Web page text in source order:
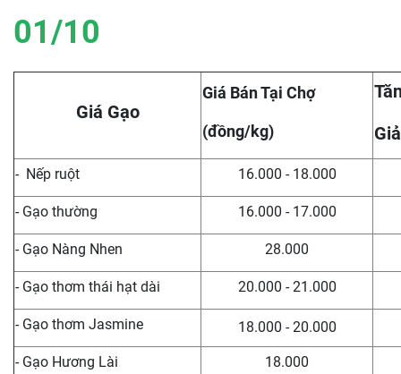
01/10
Giá Gạo
Giá Bán Tại Chợ
(đồng/kg)
- Nếp ruột 16.000 - 18.000
- Gạo thường 16.000 - 17.000
- Gạo Nàng Nhen 28.000
- Gạo thơm thái hạt dài 20.000 - 21.000
- Gạo thơm Jasmine 18.000 - 20.000
- Gạo Hương Lài 18.000